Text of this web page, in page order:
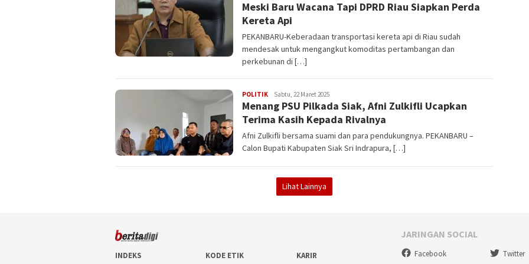
Gustien
Meski Baru Wacana Tapi DPRD Riau Siapkan Perda
Kereta Api
PEKANBARU-Keberadaan transportasi kereta api di Riau sudah
mendesak untuk mengangkut komoditas pertambangan dan
perkebunan di […]
POLITIKEdi
Gustien
Sabtu, 22 Maret 2025
Menang PSU Pilkada Siak, Afni Zulkifli Ucapkan
Terima Kasih Kepada Rivalnya
Afni Zulkifli bersama suami dan para pendukungnya. PEKANBARU –
Calon Bupati Kabupaten Siak Sri Indrapura, […]
Lihat Lainnya
INDEKS KODE ETIK KARIR
JARINGAN SOCIAL
Facebook Twitter